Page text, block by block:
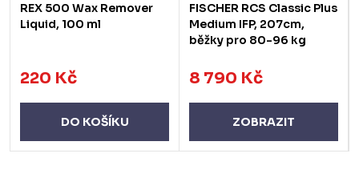
REX 500 Wax Remover
Liquid, 100 ml
220 Kč
DO KOŠÍKU
FISCHER RCS Classic Plus
Medium IFP, 207cm,
běžky pro 80-96 kg
8 790 Kč
ZOBRAZIT